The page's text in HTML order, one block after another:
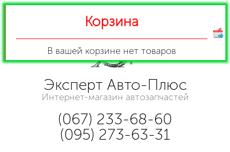
Эксперт Авто-Плюс
Интернет-магазин автозапчастей
(067) 233-68-60
(095) 273-63-31
Корзина
В вашей корзине нет товаров